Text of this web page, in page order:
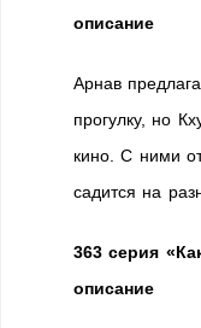
описание
Арнав
прогулку, но
кино. С ними
садится на
363 серия
описание